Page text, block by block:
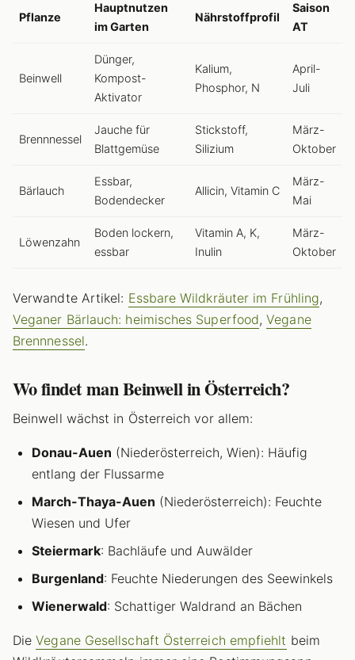
Pflanze
Hauptnutzen
im Garten
Nährstoffprofil
Saison
AT
Beinwell
Dünger,
Kompost-
Aktivator
Kalium,
Phosphor, N
April-
Juli
Brennnessel
Jauche für
Blattgemüse
Stickstoff,
Silizium
März-
Oktober
Bärlauch
Essbar,
Bodendecker
Allicin, Vitamin C
März-
Mai
Löwenzahn
Boden lockern,
essbar
Vitamin A, K,
Inulin
März-
Oktober
Verwandte Artikel: Essbare Wildkräuter im Frühling,
Veganer Bärlauch: heimisches Superfood,Vegane
Brennnessel.
Wo findet man Beinwell in Österreich?
Beinwell wächst in Österreich vor allem:
Donau-Auen (Niederösterreich, Wien): Häufig
entlang der Flussarme
March-Thaya-Auen (Niederösterreich): Feuchte
Wiesen und Ufer
Steiermark: Bachläufe und Auwälder
Burgenland: Feuchte Niederungen des Seewinkels
Wienerwald: Schattiger Waldrand an Bächen
DieVegane Gesellschaft Österreich empfiehlt beim